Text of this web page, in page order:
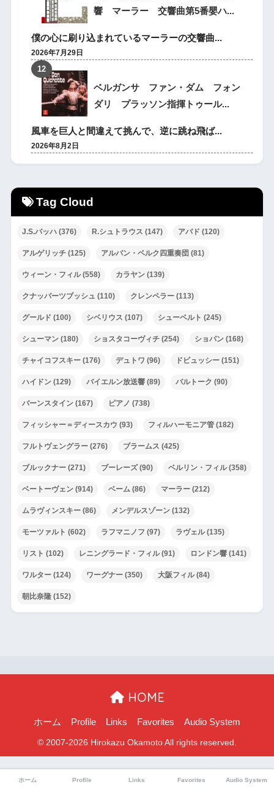
響 マーラー 交響曲第5番嬰ハ...
僕の心に刷り込まれているマーラーの交響曲...
2026年7月29日
ベルガンサ ファン・ダム フォン
ダリ プラッソン指揮トゥール...
風車を巨人と間違えて挑んで、逆に跳ね飛ば...
2026年8月2日
Tag Cloud
J.S.バッハ(376) R.シュトラウス (147) アバド (120)
アルゲリッチ(125) アルバン・ベルク四重奏団 (81)
ウィーン・フィル(558) カラヤン(139)
クナッパーツブッシュ (110) クレンペラー(113)
グールド (100) シベリウス (107) シューベルト (245)
シューマン(180) ショスタコーヴィチ(254) ショパン(168)
チャイコフスキー(176) デュトワ (96) ドビュッシー(151)
ハイドン(129) バイエルン放送響(89) バルトーク (90)
バーンスタイン(167) ピアノ (738)
フィッシャー＝ディースカウ (93) フィルハーモニア管(182)
フルトヴェングラー(276) ブラームス (425)
ブルックナー(271) ブーレーズ(90) ベルリン・フィル(358)
ベートーヴェン(914) ベーム (86) マーラー(212)
ムラヴィンスキー(86) メンデルスゾーン(132)
モーツァルト (602) ラフマニノフ (97) ラヴェル(135)
リスト (102) レニングラード・フィル(91) ロンドン響(141)
ワルター(124) ワーグナー(350) 大阪フィル(84)
朝比奈隆(152)
HOME
ホーム Profile Links Favorites Audio System
ホーム Profile Links Favorites Audio System